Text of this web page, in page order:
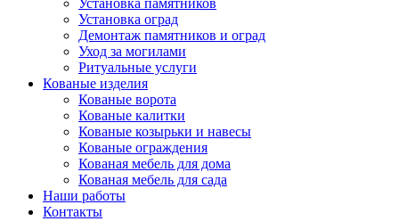
Установка памятников
Установка оград
Демонтаж памятников и оград
Уход за могилами
Ритуальные услуги
Кованые изделия
Кованые ворота
Кованые калитки
Кованые козырьки и навесы
Кованые ограждения
Кованая мебель для дома
Кованая мебель для сада
Наши работы
Контакты